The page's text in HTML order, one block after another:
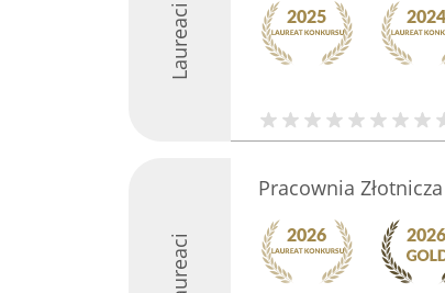
Laureaci
Laureaci
Pracownia